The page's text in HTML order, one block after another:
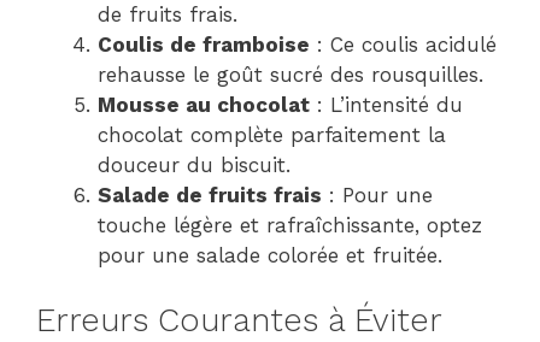
de fruits frais.
Coulis de framboise : Ce coulis acidulé
rehausse le goût sucré des rousquilles.
Mousse au chocolat : L’intensité du
chocolat complète parfaitement la
douceur du biscuit.
Salade de fruits frais : Pour une
touche légère et rafraîchissante, optez
pour une salade colorée et fruitée.
Erreurs Courantes à Éviter